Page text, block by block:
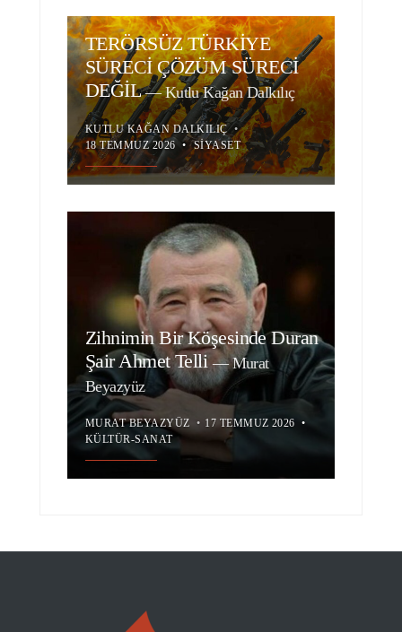
TERÖRSÜZ TÜRKİYE
SÜRECİ ÇÖZÜM SÜRECİ
DEĞİL—Kutlu Kağan Dalkılıç
KUTLU KAĞAN DALKILIÇ •
18 TEMMUZ 2026 • SIYASET
Zihnimin Bir Köşesinde Duran
Şair Ahmet Telli—Murat
Beyazyüz
MURAT BEYAZYÜZ • 17 TEMMUZ 2026 •
KÜLTÜR-SANAT